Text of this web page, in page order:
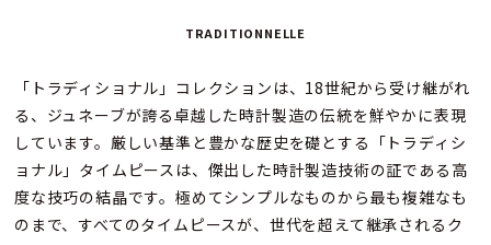
TRADITIONNELLE
「トラディショナル」コレクションは、18世紀から受け継がれ
る、ジュネーブが誇る卓越した時計製造の伝統を鮮やかに表現
しています。厳しい基準と豊かな歴史を礎とする「トラディシ
ョナル」タイムピースは、傑出した時計製造技術の証である高
度な技巧の結晶です。極めてシンプルなものから最も複雑なも
のまで、すべてのタイムピースが、世代を超えて継承されるク